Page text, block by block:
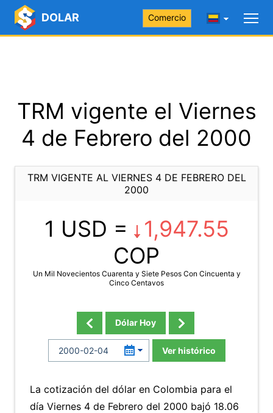
DOLAR Comercio
TRM vigente el Viernes
4 de Febrero del 2000
TRM VIGENTE AL VIERNES 4 DE FEBRERO DEL
2000
1 USD =
1,947.55
COP
Un Mil Novecientos Cuarenta y Siete Pesos Con Cincuenta y
Cinco Centavos
Dólar Hoy
Ver histórico
La cotización del dólar en Colombia para el
día Viernes 4 de Febrero del 2000 bajó 18.06